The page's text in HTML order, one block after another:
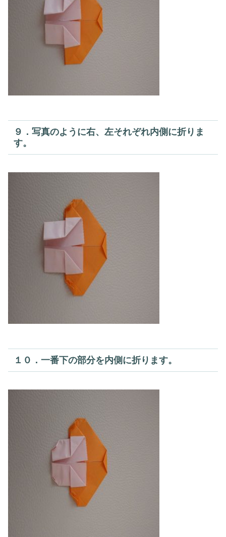
９．写真のように右、左それぞれ内側に折りま
す。
１０．一番下の部分を内側に折ります。